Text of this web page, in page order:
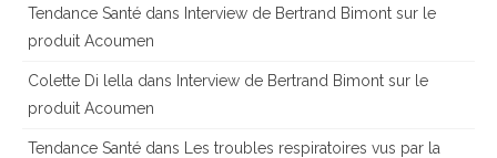
Tendance Santé dans Interview de Bertrand Bimont sur le
produit Acoumen
Colette Di lella dans Interview de Bertrand Bimont sur le
produit Acoumen
Tendance Santé dans Les troubles respiratoires vus par la